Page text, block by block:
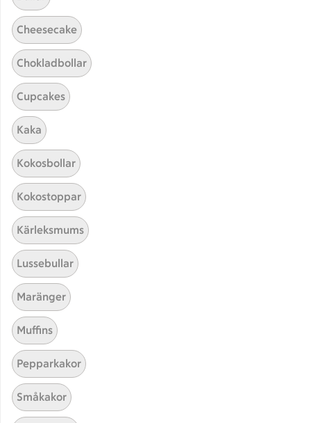
Hittade inget recept
Testa att söka på något nytt, eller ta bort något av
Bröd
Cheesecake
Chokladbollar
Cupcakes
Kaka
Kokosbollar
Kokostoppar
Kärleksmums
Lussebullar
Maränger
Muffins
Pepparkakor
Småkakor